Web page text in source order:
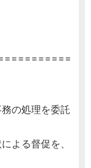
の処理を委託
よる督促を、